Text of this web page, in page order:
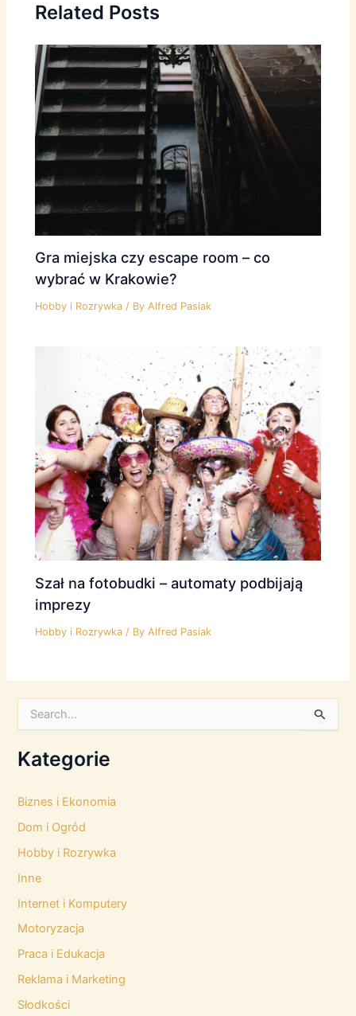
Related Posts
Gra miejska czy escape room – co
wybrać w Krakowie?
Hobby i Rozrywka / ByAlfred Pasiak
Szał na fotobudki – automaty podbijają
imprezy
Hobby i Rozrywka / ByAlfred Pasiak
r
c
f
r
:
Kategorie
Biznes i Ekonomia
Dom i Ogród
Hobby i Rozrywka
Inne
Internet i Komputery
Motoryzacja
Praca i Edukacja
Reklama i Marketing
Słodkości